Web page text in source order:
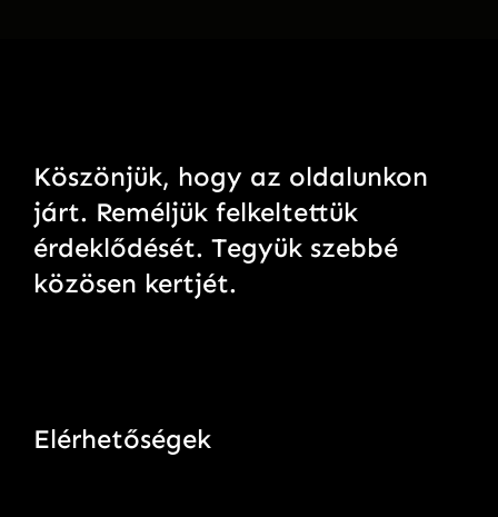
Köszönjük, hogy az oldalunkon
járt. Reméljük felkeltettük
érdeklődését. Tegyük szebbé
közösen kertjét.
Elérhetőségek